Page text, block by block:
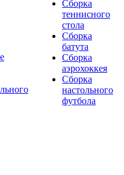
Сборка
теннисного
стола
Сборка
батута
Сборка
аэрохоккея
Сборка
настольного
футбола